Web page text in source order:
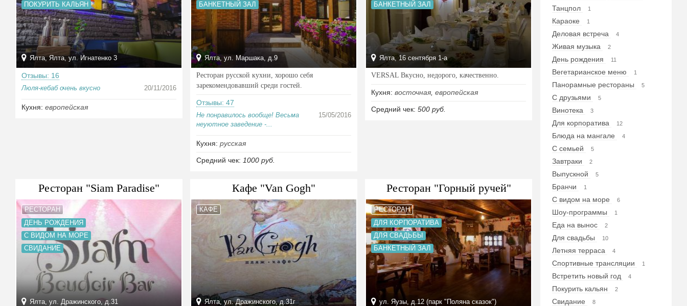
ПОКУРИТЬ КАЛЬЯН
Ялта, Ялта, ул. Игнатенко 3
Отзывы: 16
Люля-кебаб очень вкусно 20/11/2016
Кухня: европейская
БАНКЕТНЫЙ ЗАЛ
Ялта, ул. Маршака, д.9
Ресторан русской кухни, хорошо себя
зарекомендовавший среди гостей.
Отзывы: 47
Не понравилось вообще! Весьма
неуютное заведение -...
15/05/2016
Кухня:русская
Средний чек: 1000 руб.
БАНКЕТНЫЙ ЗАЛ
Ялта, 16 сентября 1-а
VERSAL Вкусно, недорого, качественно.
Кухня:восточная ,европейская
Средний чек:500 руб.
Ресторан "Siam Paradise"
РЕСТОРАН
ДЕНЬ РОЖДЕНИЯ
С ВИДОМ НА МОРЕ
СВИДАНИЕ
Ялта, ул. Дражинского, д.31
Кафе "Van Gogh"
КАФЕ
Ялта, ул. Дражинского, д.31г
Ресторан "Горный ручей"
РЕСТОРАН
ДЛЯ КОРПОРАТИВА
ДЛЯ СВАДЬБЫ
БАНКЕТНЫЙ ЗАЛ
ул. Яузы, д.12 (парк "Поляна сказок")
Танцпол 1
Караоке 1
Деловая встреча 4
Живая музыка 2
День рождения 11
Вегетарианское меню 1
Панорамные рестораны 5
С друзьями 5
Винотека 3
Для корпоратива 12
Блюда на мангале 4
С семьей 5
Завтраки 2
Выпускной 5
Бранчи 1
С видом на море 6
Шоу-программы 1
Еда на вынос 2
Для свадьбы 10
Летняя терраса 4
Спортивные трансляции 1
Встретить новый год 4
Покурить кальян 2
Свидание 8